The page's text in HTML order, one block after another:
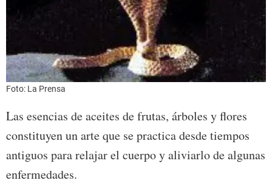
Foto: La Prensa
Las esencias de aceites de frutas, árboles y flores
constituyen un arte que se practica desde tiempos
antiguos para relajar el cuerpo y aliviarlo de algunas
enfermedades.